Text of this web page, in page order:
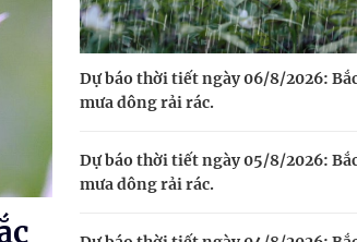
35 độ
Dự báo thời tiết ngày 06/8/2026:
mưa dông rải rác.
Dự báo thời tiết ngày 05/8/2026:
mưa dông rải rác.